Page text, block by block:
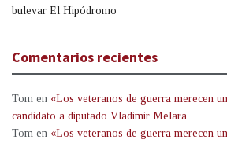
bulevar El Hipódromo
Comentarios recientes
Tom en «Los veteranos de guerra merecen
candidato a diputado Vladimir Melara
Tom en «Los veteranos de guerra merecen